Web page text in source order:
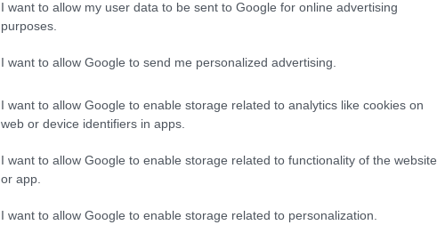
I want to allow my user data to be sent to Google for online advertising
purposes.
I want to allow Google to send me personalized advertising.
I want to allow Google to enable storage related to analytics like cookies on
web or device identifiers in apps.
I want to allow Google to enable storage related to functionality of the website
or app.
I want to allow Google to enable storage related to personalization.